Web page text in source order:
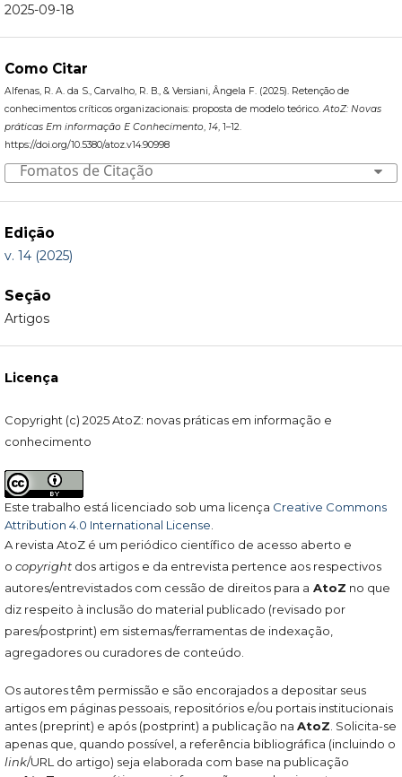
2025-09-18
Como Citar
Alfenas, R. A. da S., Carvalho, R. B., & Versiani, Ângela F. (2025). Retenção de
conhecimentos críticos organizacionais: proposta de modelo teórico.AtoZ: Novas
práticas Em informação E Conhecimento, 14, 1–12.
https://doi.org/10.5380/atoz.v14.90998
Fomatos de Citação
Edição
v. 14 (2025)
Seção
Artigos
Licença
Copyright (c) 2025 AtoZ: novas práticas em informação e
conhecimento
Este trabalho está licenciado sob uma licença Creative Commons
Attribution 4.0 International License.
A revista AtoZ é um periódico científico de acesso aberto e
o copyrightdos artigos e da entrevista pertence aos respectivos
autores/entrevistados com cessão de direitos para a AtoZ no que
diz respeito à inclusão do material publicado (revisado por
pares/postprint) em sistemas/ferramentas de indexação,
agregadores ou curadores de conteúdo.
Os autores têm permissão e são encorajados a depositar seus
artigos em páginas pessoais, repositórios e/ou portais institucionais
antes (preprint) e após (postprint) a publicação na AtoZ. Solicita-se
apenas que, quando possível, a referência bibliográfica (incluindo o
link/URL do artigo) seja elaborada com base na publicação